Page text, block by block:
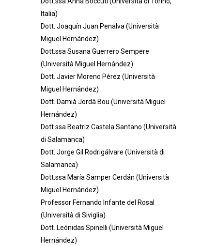
Italia)
Dott. Joaquín Juan Penalva (Università
Miguel Hernández)
Dott.ssa Susana Guerrero Sempere
(Università Miguel Hernández)
Dott. Javier Moreno Pérez (Università
Miguel Hernández)
Dott. Damià Jordà Bou (Università Miguel
Hernández)
Dott.ssa Beatriz Castela Santano (Università
di Salamanca)
Dott. Jorge Gil Rodrigálvare (Università di
Salamanca)
Dott.ssa María Samper Cerdán (Università
Miguel Hernández)
Professor Fernando Infante del Rosal
(Università di Siviglia)
Dott. Leónidas Spinelli (Università Miguel
Hernández)